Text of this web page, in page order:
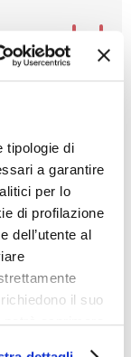
tipologie di
a garantire
per lo
di profilazione
dell’utente al
il suo
esprimere
IN
CHE